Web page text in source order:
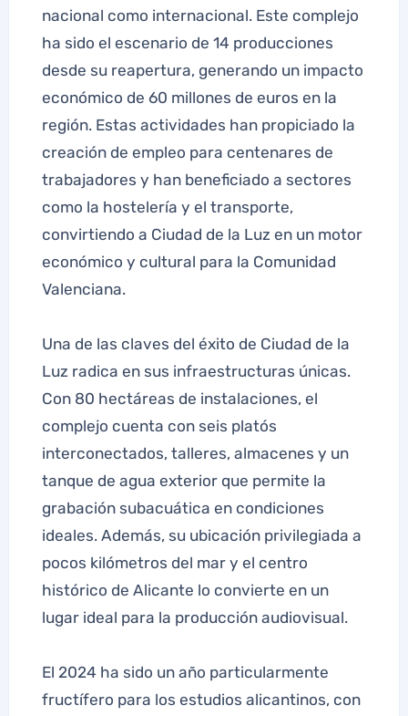
nacional como internacional. Este complejo
ha sido el escenario de 14 producciones
desde su reapertura, generando un impacto
económico de 60 millones de euros en la
región. Estas actividades han propiciado la
creación de empleo para centenares de
trabajadores y han beneficiado a sectores
como la hostelería y el transporte,
convirtiendo a Ciudad de la Luz en un motor
económico y cultural para la Comunidad
Valenciana.
Una de las claves del éxito de Ciudad de la
Luz radica en sus infraestructuras únicas.
Con 80 hectáreas de instalaciones, el
complejo cuenta con seis platós
interconectados, talleres, almacenes y un
tanque de agua exterior que permite la
grabación subacuática en condiciones
ideales. Además, su ubicación privilegiada a
pocos kilómetros del mar y el centro
histórico de Alicante lo convierte en un
lugar ideal para la producción audiovisual.
El 2024 ha sido un año particularmente
fructífero para los estudios alicantinos, con